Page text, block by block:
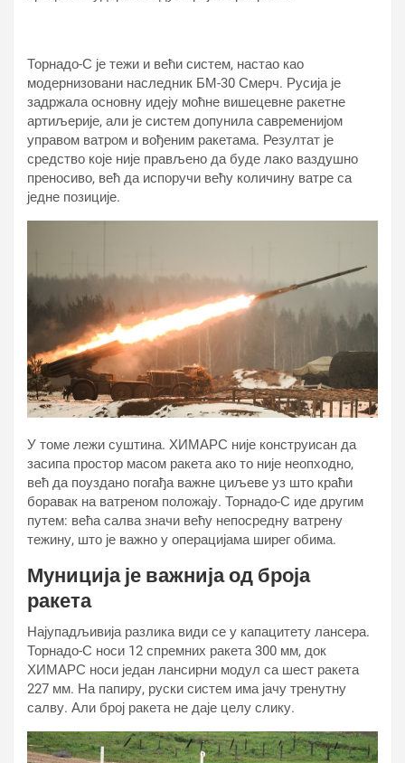
Торнадо-С је тежи и већи систем, настао као
модернизовани наследник БМ-30 Смерч. Русија је
задржала основну идеју моћне вишецевне ракетне
артиљерије, али је систем допунила савременијом
управом ватром и вођеним ракетама. Резултат је
средство које није прављено да буде лако ваздушно
преносиво, већ да испоручи већу количину ватре са
једне позиције.
У томе лежи суштина. ХИМАРС није конструисан да
засипа простор масом ракета ако то није неопходно,
већ да поуздано погађа важне циљеве уз што краћи
боравак на ватреном положају. Торнадо-С иде другим
путем: већа салва значи већу непосредну ватрену
тежину, што је важно у операцијама ширег обима.
Муниција је важнија од броја
ракета
Најупадљивија разлика види се у капацитету лансера.
Торнадо-С носи 12 спремних ракета 300 мм, док
ХИМАРС носи један лансирни модул са шест ракета
227 мм. На папиру, руски систем има јачу тренутну
салву. Али број ракета не даје целу слику.